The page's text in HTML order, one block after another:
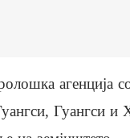
агенција
Гуангси и